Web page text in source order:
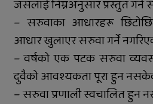
जसलाई निम्नअनुसार प्रस्तुत गर्न
– सरुवाका आधारहरू
आधार खुलाएर सरुवा गर्ने
– वर्षको एक पटक सरुवा
दुवैको आवश्यकता पूरा हुन
– सरुवा प्रणाली स्वचालित हुन